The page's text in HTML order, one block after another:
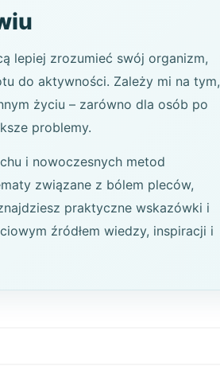
lepiej zrozumieć swój organizm,
do aktywności. Zależy mi na tym,
życiu – zarówno dla osób po
problemy.
i nowoczesnych metod
związane z bólem pleców,
praktyczne wskazówki i
źródłem wiedzy, inspiracji i